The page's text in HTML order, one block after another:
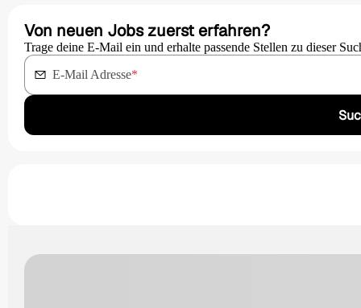
Von neuen Jobs zuerst erfahren?
Trage deine E-Mail ein und erhalte passende Stellen zu dieser
E-Mail Adresse*